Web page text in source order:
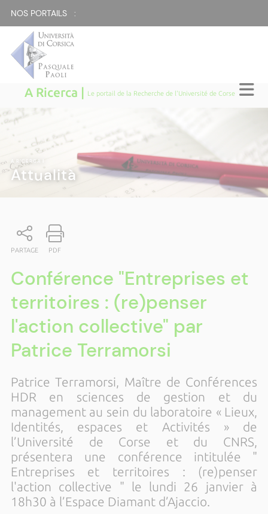
NOS PORTAILS :
A Ricerca | Le portail de la Recherche de l'Université de Corse
A RICERCA
Attualità
PARTAGE PDF
Conférence "Entreprises et
territoires : (re)penser
l'action collective" par
Patrice Terramorsi
Patrice Terramorsi, Maître de Conférences
HDR en sciences de gestion et du
management au sein du laboratoire « Lieux,
Identités, espaces et Activités » de
l’Université de Corse et du CNRS,
présentera une conférence intitulée "
Entreprises et territoires : (re)penser
l'action collective " le lundi 26 janvier à
18h30 à l’Espace Diamant d’Ajaccio.